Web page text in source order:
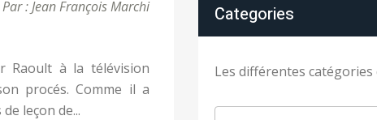
Par : Jean François Marchi
Raoult à la télévision
procés. Comme il a
leçon de...
Categories
Les différentes catégories